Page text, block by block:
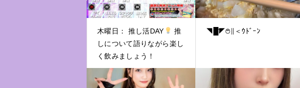
木曜日： 推し活DAY
推
しについて語りながら楽し
く飲みましょう！
◥█̆̈◤࿉∥＜ｳﾄﾞｰﾝ